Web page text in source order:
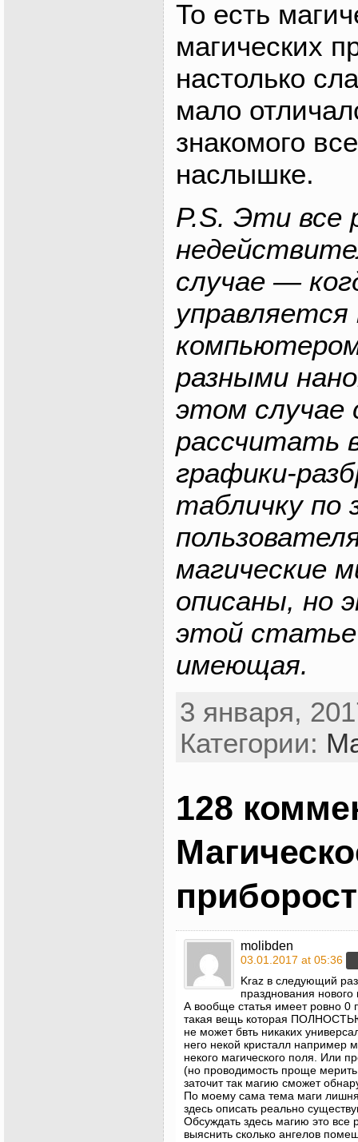
То есть
магических
настолько
мало
знакомого
наслышке.
P.S. Эти все
случае —
разными
этом
рассчитать
графики-
табличку по
магические
описаны, но
этой
имеющая.
3 января,
Категории:
128
molibden
03.01.2017 at 05:36
Kraz в следующий
празднования нового
А вообще статья имеет ровно 0
такая вещь которая ПОЛНОСТЬЮ
не может бвть никаких
него некой кристалл например
некого магического поля. Или
(но проводимость проще
заточит так магию сможет
По моему сама тема маги
здесь описать реально
Обсуждать здесь магию это
выяснить сколько ангелов